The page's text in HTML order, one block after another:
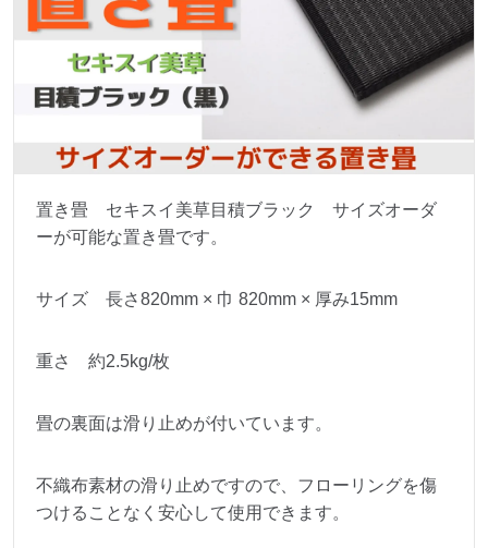
置き畳 セキスイ美草目積ブラック サイズオーダ
ーが可能な置き畳です。
サイズ 長さ820mm × 巾 820mm × 厚み15mm
重さ 約2.5kg/枚
畳の裏面は滑り止めが付いています。
不織布素材の滑り止めですので、フローリングを傷
つけることなく安心して使用できます。